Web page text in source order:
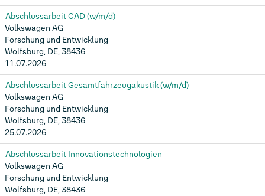
Abschlussarbeit CAD (w/m/d)
Volkswagen AG
Forschung und Entwicklung
Wolfsburg, DE, 38436
11.07.2026
Abschlussarbeit Gesamtfahrzeugakustik (w/m/d)
Volkswagen AG
Forschung und Entwicklung
Wolfsburg, DE, 38436
25.07.2026
Abschlussarbeit Innovationstechnologien
Volkswagen AG
Forschung und Entwicklung
Wolfsburg, DE, 38436